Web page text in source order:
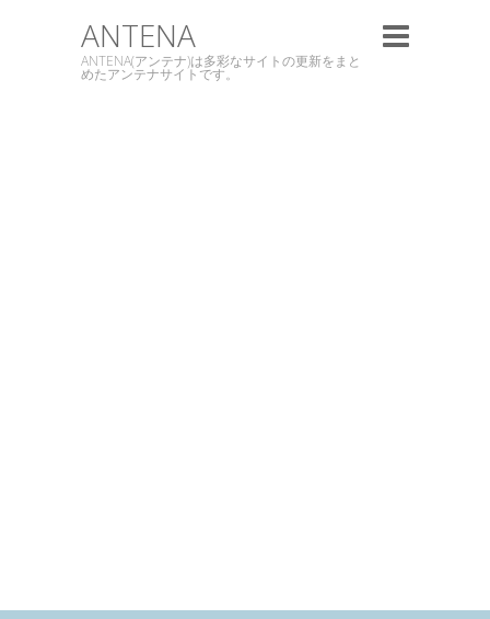
ANTENA
ANTENA(アンテナ)は多彩なサイトの更新をまと
めたアンテナサイトです。